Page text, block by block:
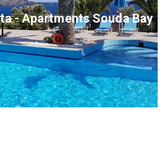
- Apartments Souda Bay